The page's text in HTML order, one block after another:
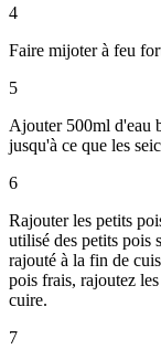
4
Faire mijoter à feu
5
Ajouter 500ml d'eau
jusqu'à ce que les
6
Rajouter les petits
utilisé des petits pois
rajouté à la fin de
pois frais, rajoutez
cuire.
7